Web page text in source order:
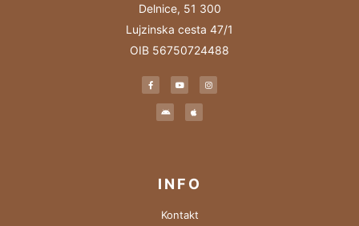
Delnice, 51 300
Lujzinska cesta 47/1
OIB 56750724488
INFO
Kontakt